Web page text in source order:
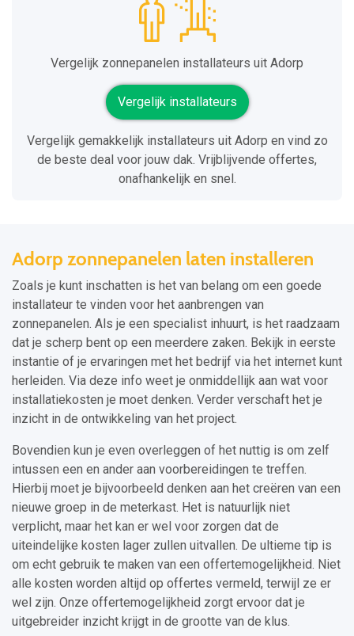
Vergelijk zonnepanelen installateurs uit Adorp
Vergelijk installateurs
Vergelijk gemakkelijk installateurs uit Adorp en vind zo
de beste deal voor jouw dak. Vrijblijvende offertes,
onafhankelijk en snel.
Adorp zonnepanelen laten installeren
Zoals je kunt inschatten is het van belang om een goede
installateur te vinden voor het aanbrengen van
zonnepanelen. Als je een specialist inhuurt, is het raadzaam
dat je scherp bent op een meerdere zaken. Bekijk in eerste
instantie of je ervaringen met het bedrijf via het internet kunt
herleiden. Via deze info weet je onmiddellijk aan wat voor
installatiekosten je moet denken. Verder verschaft het je
inzicht in de ontwikkeling van het project.
Bovendien kun je even overleggen of het nuttig is om zelf
intussen een en ander aan voorbereidingen te treffen.
Hierbij moet je bijvoorbeeld denken aan het creëren van een
nieuwe groep in de meterkast. Het is natuurlijk niet
verplicht, maar het kan er wel voor zorgen dat de
uiteindelijke kosten lager zullen uitvallen. De ultieme tip is
om echt gebruik te maken van een offertemogelijkheid. Niet
alle kosten worden altijd op offertes vermeld, terwijl ze er
wel zijn. Onze offertemogelijkheid zorgt ervoor dat je
uitgebreider inzicht krijgt in de grootte van de klus.